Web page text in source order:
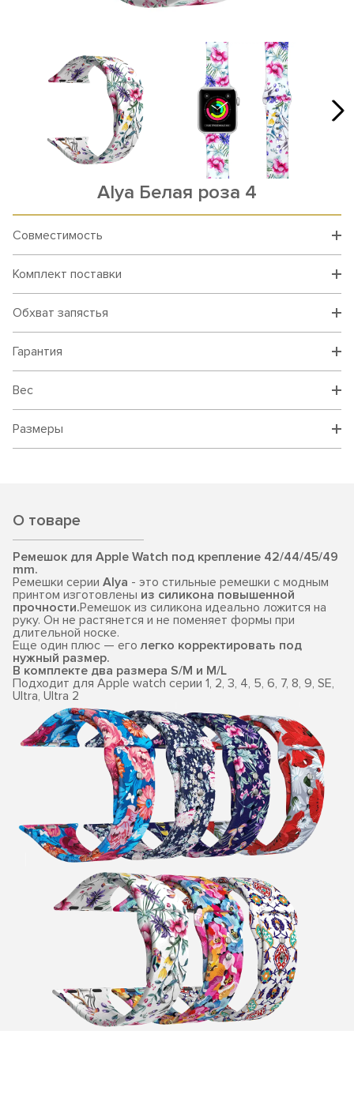
Alya Белая роза 4
Совместимость
Комплект поставки
Обхват запястья
Гарантия
Вес
Размеры
О товаре
Ремешок для Apple Watch под крепление 42/44/45/49
mm.
Ремешки серии Alya - это стильные ремешки с модным
принтом изготовлены из силикона повышенной
прочности.Ремешок из силикона идеально ложится на
руку. Он не растянется и не поменяет формы при
длительной носке.
Еще один плюс — его легко корректировать под
нужный размер.
В комплекте два размера S/M и M/L
Подходит для Apple watch серии 1, 2, 3, 4, 5, 6, 7, 8, 9, SE,
Ultra, Ultra 2